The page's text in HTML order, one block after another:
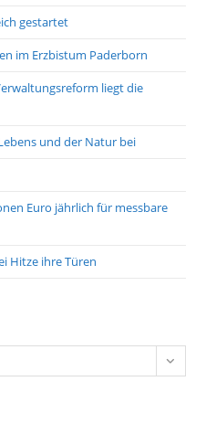
gestartet
im Erzbistum Paderborn
liegt die
und der Natur bei
Euro jährlich für messbare
Hitze ihre Türen